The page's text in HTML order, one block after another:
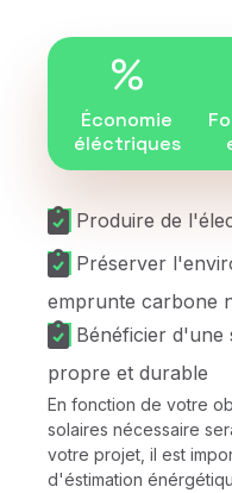
%
Économie
éléctriques
Produire de
Préserver
emprunte carbone
Bénéficier d'une
propre et durable
En fonction de votre
solaires nécessaire
votre projet, il est
d'éstimation